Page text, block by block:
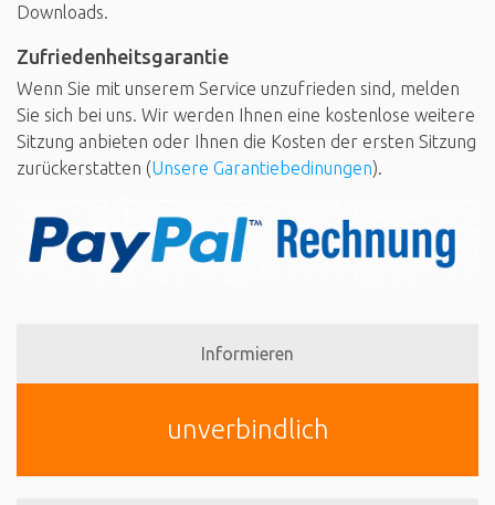
Downloads.
Zufriedenheitsgarantie
Wenn Sie mit unserem Service unzufrieden sind, melden
Sie sich bei uns. Wir werden Ihnen eine kostenlose weitere
Sitzung anbieten oder Ihnen die Kosten der ersten Sitzung
zurückerstatten (Unsere Garantiebedinungen).
Informieren
unverbindlich